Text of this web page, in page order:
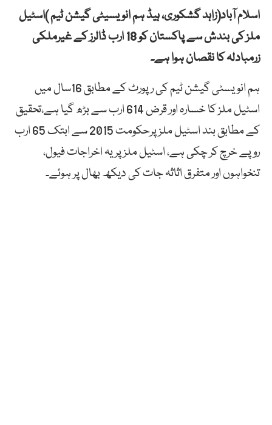
اسلام آباد(زاہد گشکوری، ہیڈ ہم انویسیٹی گیشن ٹیم )اسٹیل
ملز کی بندش سے پاکستان کو 18 ارب ڈالرز کے غیرملکی
زرمبادلہ کا نقصان ہوا ہے۔
ہم انویسٹی گیشن ٹیم کی رپورٹ کے مطابق 16سال میں
اسٹیل ملز کا خسارہ اور قرض 614 ارب سے بڑھ گیا ہے،تحقیق
کے مطابق بند اسٹیل ملز پرحکومت 2015 سے ابتک 65 ارب
روپے خرچ کر چکی ہے، اسٹیل ملز پر یہ اخراجات فیول،
تنخواہوں اور متفرق اثاثہ جات کی دیکھ بھال پر ہوئے۔